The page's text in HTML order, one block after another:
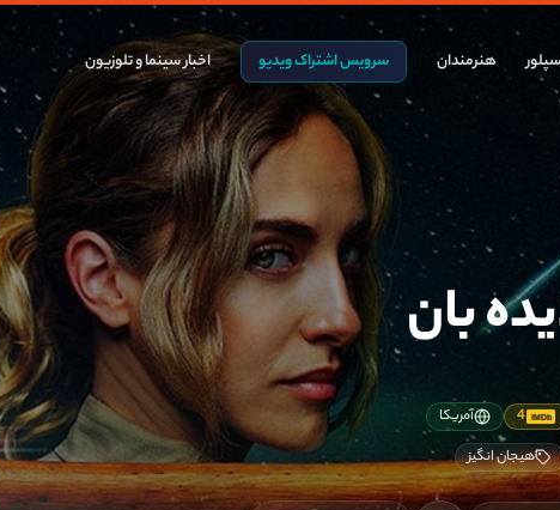
هنرمندان سرویس اشتراک ویدیو اخبار سینما و تلوزیون
بان
IMDb
4
آمریکا
هیجان انگیز